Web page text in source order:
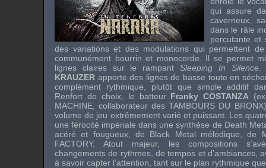
qui assure
caverneux,
dans le râle
percutante et
des variations et des modulations qui permettent
communément bourrin et monocorde. Il se permet
lignes claires sur le rampant Sleeping In Silence
KRAUZER apporte des lignes de basse toute en
complément rythmique, plutôt que simple additif
Renfort de choix, le batteur Franky COSTANZA
MACHINE, collaborateur desTAMBOURS DU BRONX
volume de jeu extrêmement varié et puissant. Les
une férocité impériale dans une synthèse de Death
acéré et fougueux, de Black Metal mélodique, de
FACTORY. Atout majeur, les compositions
changements de rythmes, de tempos et d’ambiances,
à savoir capter l’attention, tant sur le plan rythmique